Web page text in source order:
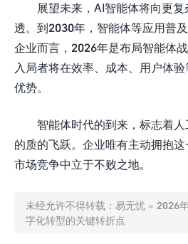
展望未来，AI智能体将向更
透。到2030年，智能体等应用普
企业而言，2026年是布局智能体
入局者将在效率、成本、用户体
优势。
智能体时代的到来，标志着人
的质的飞跃。企业唯有主动拥抱
市场竞争中立于不败之地。
未经允许不得转载： 易无忧 » 2026
字化转型的关键转折点